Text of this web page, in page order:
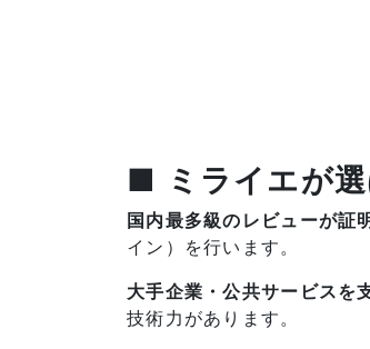
■ ミライエが
国内最多級のレビューが証
イン）を行います。
大手企業・公共サービスを
技術力があります。